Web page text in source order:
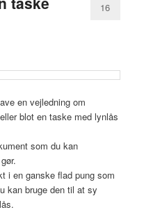
16
en vejledning om
blot en taske med lynlås
som du kan
i en ganske flad pung som
kan bruge den til at sy